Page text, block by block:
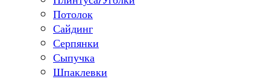
Потолок
Сайдинг
Серпянки
Сыпучка
Шпаклевки